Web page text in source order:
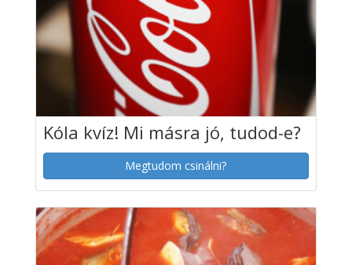
Kóla kvíz! Mi másra jó, tudod-e?
Megtudom csinálni?